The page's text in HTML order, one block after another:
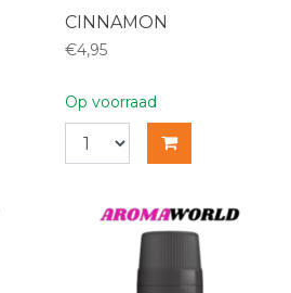
CINNAMON
€4,95
Op voorraad